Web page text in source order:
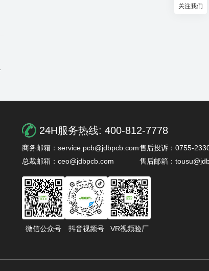
24H服务热线: 400-812-7778
商务邮箱：service.pcb@jdbpcb.com售后投诉：0755-
总裁邮箱：ceo@jdbpcb.com
售后邮箱：
微信公众号 抖音视频号 VR视频验厂
关注我们